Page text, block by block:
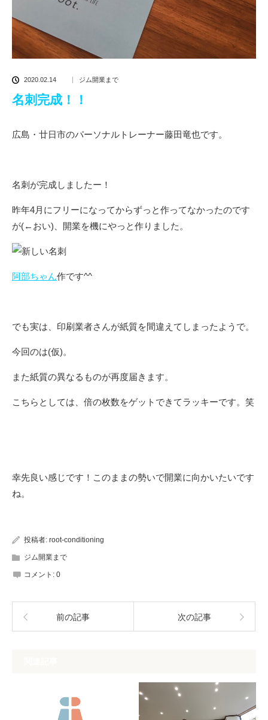
2020.02.14 ジム開業まで
名刺完成！！
広島・廿日市のパーソナルトレーナー藤田竜也です。
名刺が完成しましたー！
昨年4月にフリーになってからずっと作ってなかったのです
が(←おい)、開業を機にやっと作りました。
阿部ちゃん作です^^
でも実は、印刷業者さんが紙質を間違えてしまったようで。
今回のは(仮)。
また紙質の異なるものが再度届きます。
こちらとしては、倍の枚数をゲットできてラッキーです。笑
幸先良い感じです！このままの勢いで開業に向かいたいです
ね。
投稿者: root-conditioning
ジム開業まで
コメント: 0
前の記事 次の記事